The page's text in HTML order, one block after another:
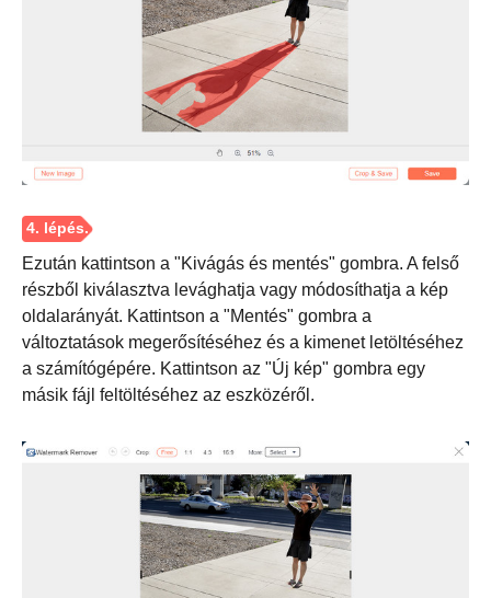
3. lépés
Ezután kattintson a "Kivágás és mentés" gombra. A felső
részből kiválasztva levághatja vagy módosíthatja a kép
oldalarányát. Kattintson a "Mentés" gombra a
változtatások megerősítéséhez és a kimenet letöltéséhez
a számítógépére. Kattintson az "Új kép" gombra egy
másik fájl feltöltéséhez az eszközéről.